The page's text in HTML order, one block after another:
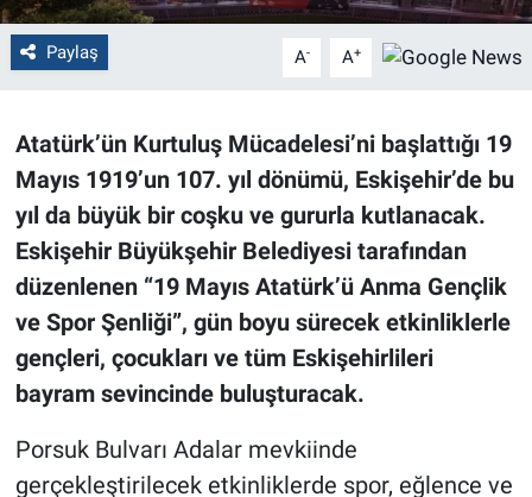
Paylaş A- A+
Atatürk’ün Kurtuluş Mücadelesi’ni başlattığı 19
Mayıs 1919’un 107. yıl dönümü, Eskişehir’de bu
yıl da büyük bir coşku ve gururla kutlanacak.
Eskişehir Büyükşehir Belediyesi tarafından
düzenlenen “19 Mayıs Atatürk’ü Anma Gençlik
ve Spor Şenliği”, gün boyu sürecek etkinliklerle
gençleri, çocukları ve tüm Eskişehirlileri
bayram sevincinde buluşturacak.
Porsuk Bulvarı Adalar mevkiinde
gerçekleştirilecek etkinliklerde spor, eğlence ve
Gezi
Çevre
Yerel
Magazin
Bilim ve Teknoloji